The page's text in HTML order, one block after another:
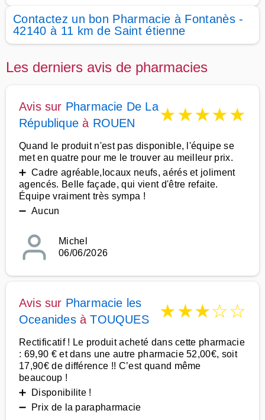
Contactez un bon Pharmacie à Fontanès -
42140 à 11 km de Saint étienne
Les derniers avis de pharmacies
Avis sur Pharmacie De La
République à ROUEN ★★★★★
Quand le produit n'est pas disponible, l'équipe se
met en quatre pour me le trouver au meilleur prix.
➕ Cadre agréable,locaux neufs, aérés et joliment
agencés. Belle façade, qui vient d'être refaite.
Équipe vraiment très sympa !
➖ Aucun
Michel
06/06/2026
Avis sur Pharmacie les
OceanidesàTOUQUES ★★★☆☆
Rectificatif ! Le produit acheté dans cette pharmacie
: 69,90 € et dans une autre pharmacie 52,00€, soit
17,90€ de différence !! C’est quand même
beaucoup !
➕ Disponibilite !
➖ Prix de la parapharmacie